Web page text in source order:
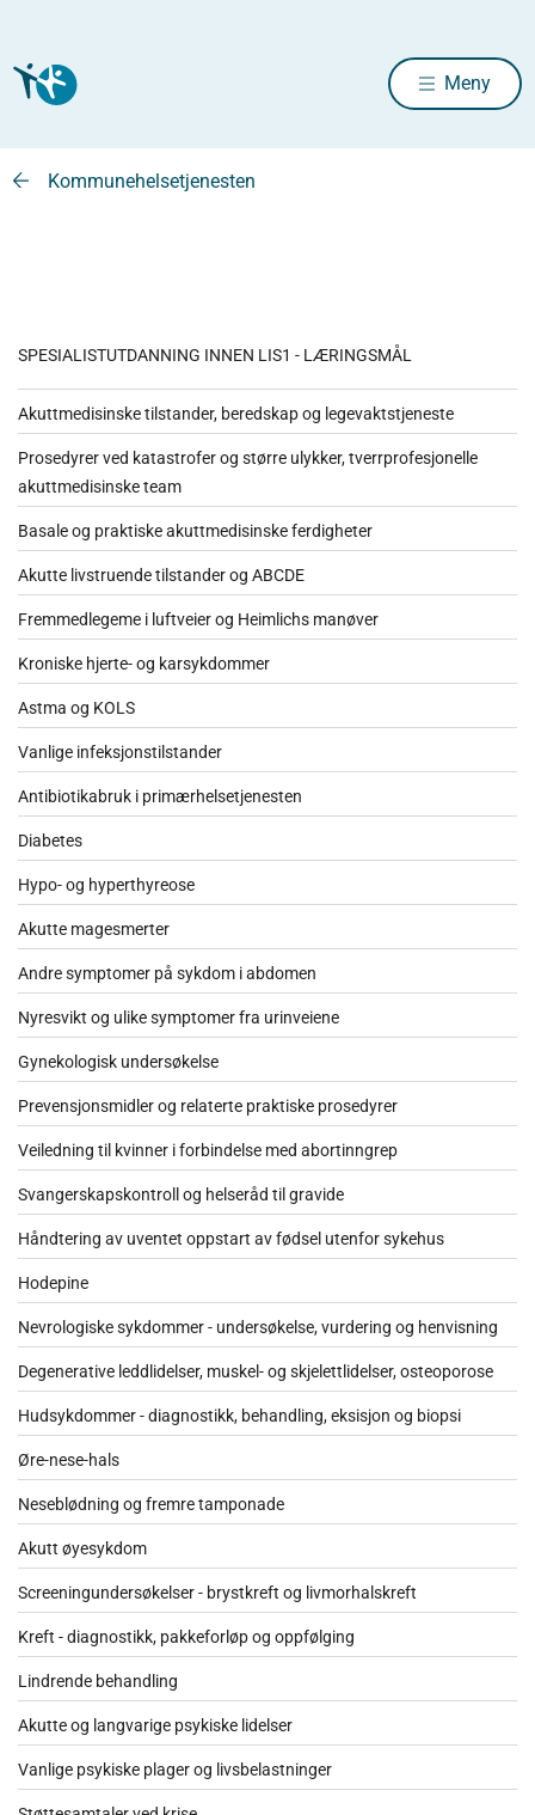
Meny
Kommunehelsetjenesten
SPESIALISTUTDANNING INNEN LIS1 - LÆRINGSMÅL
Akuttmedisinske tilstander, beredskap og legevaktstjeneste
Prosedyrer ved katastrofer og større ulykker, tverrprofesjonelle
akuttmedisinske team
Basale og praktiske akuttmedisinske ferdigheter
Akutte livstruende tilstander og ABCDE
Fremmedlegeme i luftveier og Heimlichs manøver
Kroniske hjerte- og karsykdommer
Astma og KOLS
Vanlige infeksjonstilstander
Antibiotikabruk i primærhelsetjenesten
Diabetes
Hypo- og hyperthyreose
Akutte magesmerter
Andre symptomer på sykdom i abdomen
Nyresvikt og ulike symptomer fra urinveiene
Gynekologisk undersøkelse
Prevensjonsmidler og relaterte praktiske prosedyrer
Veiledning til kvinner i forbindelse med abortinngrep
Svangerskapskontroll og helseråd til gravide
Håndtering av uventet oppstart av fødsel utenfor sykehus
Hodepine
Nevrologiske sykdommer - undersøkelse, vurdering og henvisning
Degenerative leddlidelser, muskel- og skjelettlidelser, osteoporose
Hudsykdommer - diagnostikk, behandling, eksisjon og biopsi
Øre-nese-hals
Neseblødning og fremre tamponade
Akutt øyesykdom
Screeningundersøkelser - brystkreft og livmorhalskreft
Kreft - diagnostikk, pakkeforløp og oppfølging
Lindrende behandling
Akutte og langvarige psykiske lidelser
Vanlige psykiske plager og livsbelastninger